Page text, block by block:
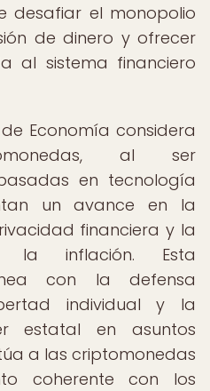
desafiar el monopolio
de dinero y ofrecer
al sistema financiero
Economía considera
al ser
en tecnología
un avance en la
financiera y la
la inflación. Esta
con la defensa
individual y la
estatal en asuntos
a las criptomonedas
coherente con los